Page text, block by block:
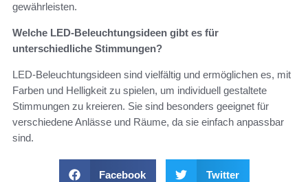
gewährleisten.
Welche LED-Beleuchtungsideen gibt es für
unterschiedliche Stimmungen?
LED-Beleuchtungsideen sind vielfältig und ermöglichen es, mit
Farben und Helligkeit zu spielen, um individuell gestaltete
Stimmungen zu kreieren. Sie sind besonders geeignet für
verschiedene Anlässe und Räume, da sie einfach anpassbar
sind.
Facebook Twitter